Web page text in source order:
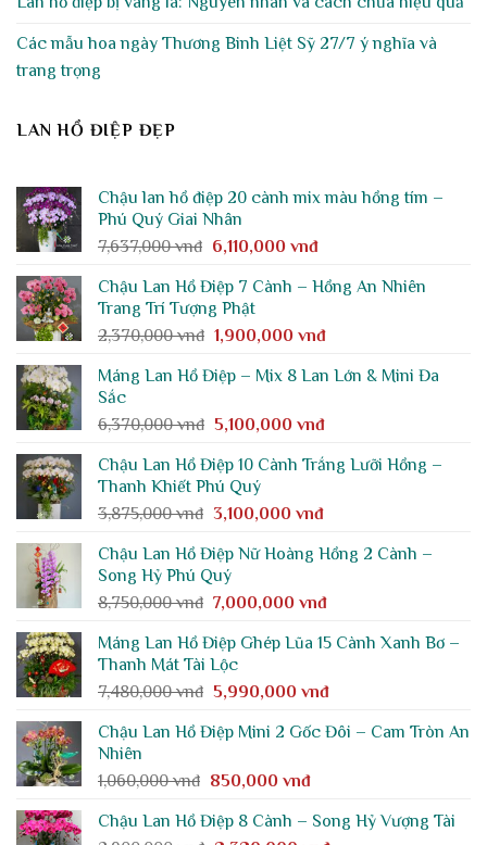
Các mẫu hoa ngày Thương Binh Liệt Sỹ 27/7 ý nghĩa và
trang trọng
LAN HỒ ĐIỆP ĐẸP
Chậu lan hồ điệp 20 cành mix màu hồng tím –
Phú Quý Giai Nhân
7,637,000vnđ Giá
là:
7,637,000 vnđ.
6,110,000 vnđGiá
tại
6,110,000 vnđ.
Chậu Lan Hồ Điệp 7 Cành – Hồng An Nhiên
Trang Trí Tượng Phật
2,370,000vnđ Giá
là:
1,900,000 vnđGiá
tại
1,900,000 vnđ.
Máng Lan Hồ Điệp – Mix 8 Lan Lớn & Mini Đa
Sắc
6,370,000vnđ Giá
là:
6,370,000 vnđ.
5,100,000 vnđGiá
tại
5,100,000 vnđ.
Chậu Lan Hồ Điệp 10 Cành Trắng Lưỡi Hồng –
Thanh Khiết Phú Quý
3,875,000vnđ Giá
là:
3,875,000 vnđ.
3,100,000 vnđGiá
tại
3,100,000 vnđ.
Chậu Lan Hồ Điệp Nữ Hoàng Hồng 2 Cành –
Song Hỷ Phú Quý
8,750,000vnđ Giá
là:
8,750,000 vnđ.
7,000,000 vnđGiá
tại
7,000,000 vnđ.
Máng Lan Hồ Điệp Ghép Lũa 15 Cành Xanh Bơ –
Thanh Mát Tài Lộc
7,480,000vnđ Giá
là:
5,990,000 vnđGiá
tại
Chậu Lan Hồ Điệp Mini 2 Gốc Đôi – Cam Tròn An
Nhiên
1,060,000vnđ Giá
là:
850,000 vnđGiá
tại
Chậu Lan Hồ Điệp 8 Cành – Song Hỷ Vượng Tài